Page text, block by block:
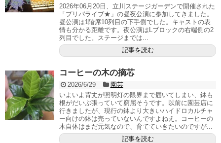
2026年06月20日、立川ステージガーデンで開催された
「プリパライブ★」の昼夜公演に参加してきました。
昼公演は1階席10列目の下手側でした。キャストの表
情も分かる距離です。夜公演はLブロックの右端側の2
列目でした。ステージまでは...
記事を読む
コーヒーの木の摘芯
2026/6/29
園芸
いよいよ背丈が照明灯の限界まで届いてしまい、鉢も
根がだいぶ張っていて窮屈そうです。以前に園芸店に
行きましたが、現行の鉢より大きいハイドロカルチャ
ー向けの鉢は売っていないんですよねえ。コーヒーの
木自体はまだ元気なので、育てていきたいのですが...
記事を読む